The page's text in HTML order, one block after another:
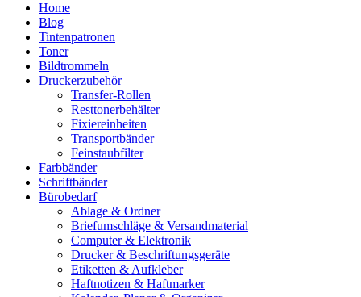
Home
Blog
Tintenpatronen
Toner
Bildtrommeln
Druckerzubehör
Transfer-Rollen
Resttonerbehälter
Fixiereinheiten
Transportbänder
Feinstaubfilter
Farbbänder
Schriftbänder
Bürobedarf
Ablage & Ordner
Briefumschläge & Versandmaterial
Computer & Elektronik
Drucker & Beschriftungsgeräte
Etiketten & Aufkleber
Haftnotizen & Haftmarker